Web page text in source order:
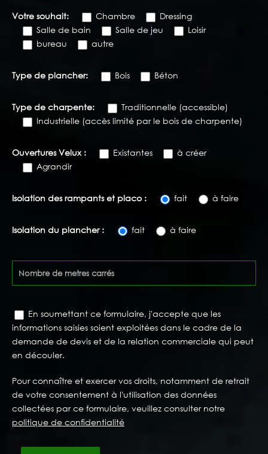
Votre souhait: Chambre
Dressing
Salle de bain
Salle de jeu
Loisir
bureau
autre
Type de plancher: Bois Béton
Type de charpente:
Traditionnelle (accessible)
Industrielle (accès limité par le bois de charpente)
Ouvertures Velux : Existantes
à créer
Agrandir
Isolation des rampants et placo : fait à faire
Isolation du plancher : fait à faire
En soumettant ce formulaire, j'accepte que les
informations saisies soient exploitées dans le cadre de la
demande de devis et de la relation commerciale qui peut
en découler.
Pour connaître et exercer vos droits, notamment de retrait
de votre consentement à l'utilisation des données
collectées par ce formulaire, veuillez consulter notre
politique de confidentialité